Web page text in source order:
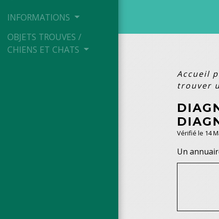
INFORMATIONS
OBJETS TROUVES /
CHIENS ET CHATS
Accueil
trouver
Vérifié le 14
Un